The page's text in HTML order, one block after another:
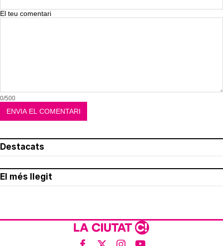
El teu comentari
0/500
Destacats
El més llegit